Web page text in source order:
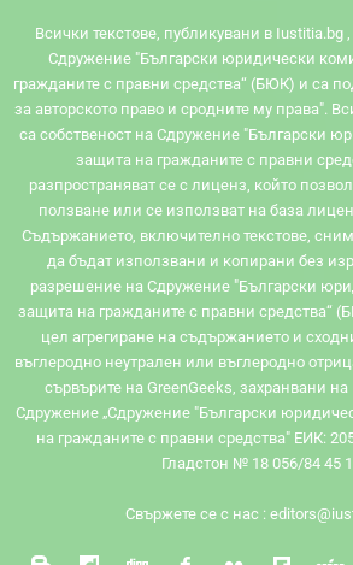
Всички текстове, публикувани в Iustitia.bg
Сдружение "Български юридически
гражданите с правни средства“ (БЮК) и са
за авторското право и сродните му права".
са собственост на Сдружение "Български
защита на гражданите с правни
разпространяват се с лиценз, който
ползване или се използват на база
Съдържанието, включително текстове,
да бъдат използвани и копирани без
разрешение на Сдружение "Български
защита на гражданите с правни средства“
цел агрегиране на съдържанието и
въглеродно неутрален или въглеродно
сървърите на GreenGeeks, захранвани на
Сдружение „Сдружение "Български
на гражданите с правни средства" ЕИК:
Гладстон № 18 056/84 45
Свържете се с нас :